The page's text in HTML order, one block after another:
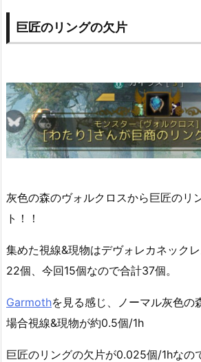
巨匠のリングの欠片
灰色の森のヴォルクロスから巨匠のリ
ト！！
集めた視線&現物はデヴォレカネック
22個、今回15個なので合計37個。
Garmothを見る感じ、ノーマル灰色の
場合視線&現物が約0.5個/1h
巨匠のリングの欠片が0.025個/1hなの